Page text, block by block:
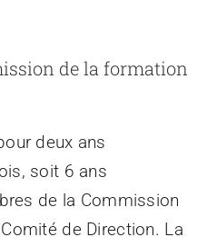
de la formation
deux ans
soit 6 ans
de la Commission
de Direction. La